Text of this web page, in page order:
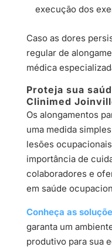
execução dos
Caso as dores
regular de
médica
Proteja sua
Clinimed
Os alongamentos
uma medida
lesões
importância de
colaboradores e
em saúde
Conheça as
garanta um
produtivo para sua